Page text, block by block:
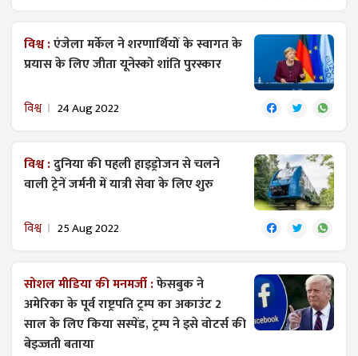
विश्व :एंजेला मर्केल ने शरणार्थियों के स्वागत के
प्रयास के लिए जीता यूनेस्को शांति पुरस्कार
विश्व 24 Aug 2022
विश्व :दुनिया की पहली हाइड्रोजन से चलने
वाली ट्रेनें जर्मनी में यात्री सेवा के लिए शुरु
विश्व 25 Aug 2022
सोशल मीडिया की मनमर्जी :फेसबुक ने
अमेरिका के पूर्व राष्ट्रपति ट्रम्प का अकाउंट 2
साल के लिए किया सस्पेंड, ट्रम्प ने इसे वोटर्स की
बेइज्जती बताया